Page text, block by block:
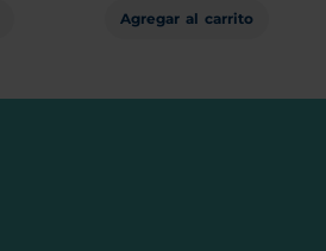
Agregar al carrito